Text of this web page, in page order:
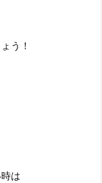
う！
は